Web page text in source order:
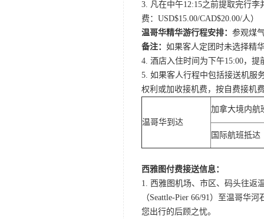
3. 凡在中午12:15之前提取完行
费：USD$15.00/CAD$20.00/人）
温哥华精华游行程安排： 参观煤
备注： 如果客人定团时未选择精
4. 酒店入住时间为下午15:00，
5. 如果客人行程中包括接送机服
权利或加收接机费，按自费接机
温哥华到达
加拿大境内航
国际航班抵达
西雅图付费接送信息：
1. 西雅图机场、市区、码头往返
（Seattle-Pier 66/91）至温哥华
您出行的后顾之忧。